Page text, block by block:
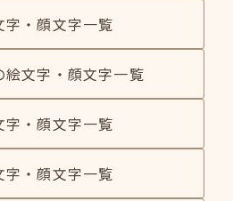
・顔文字一覧
絵文字・顔文字一覧
・顔文字一覧
・顔文字一覧